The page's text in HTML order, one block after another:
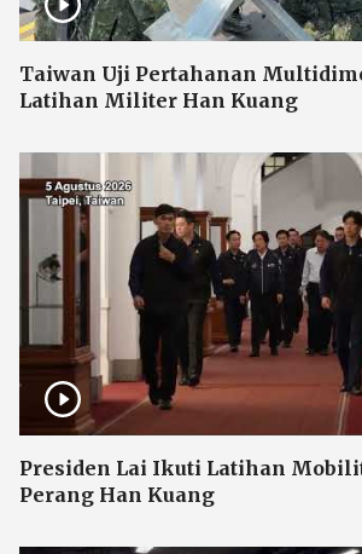
Taiwan Uji Pertahanan
Latihan Militer Han Kuang
Presiden Lai Ikuti Latihan
Perang Han Kuang